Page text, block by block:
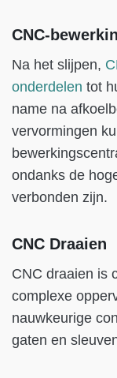
CNC-
Na het slijpen,
onderdelen tot
name na
vervormingen
ondanks de
verbonden zijn.
CNC Draaien
CNC draaien is
complexe
nauwkeurige
gaten en